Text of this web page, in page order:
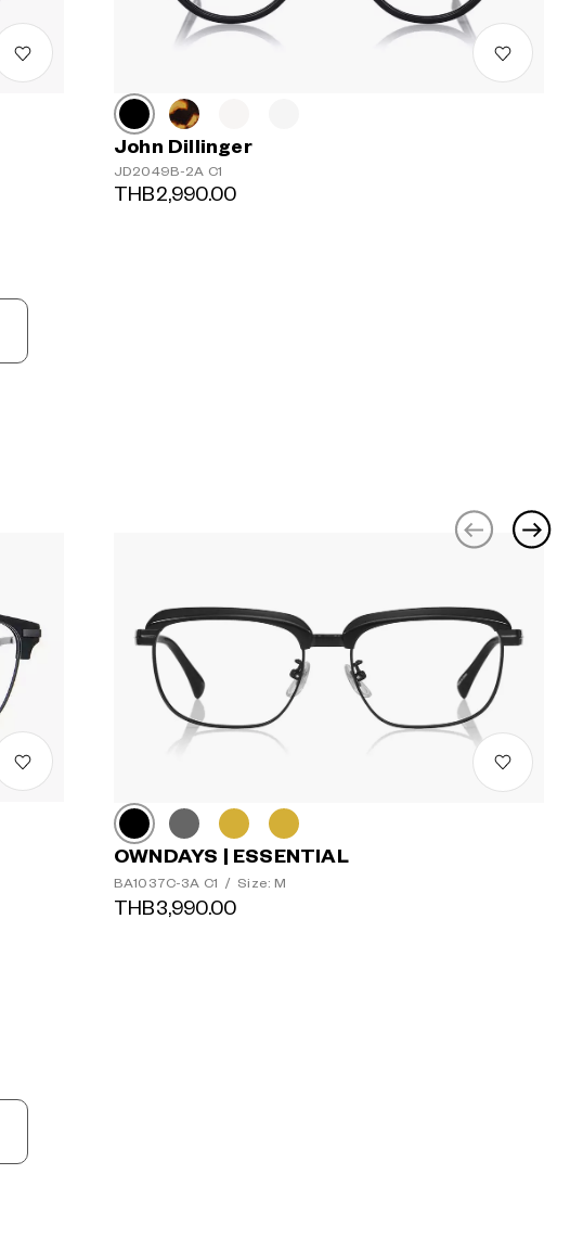
John Dillinger
JD2049B-2A C1
THB2,990.00
OWNDAYS | ESSENTIAL
BA1037C-3A C1 / Size: M
THB3,990.00